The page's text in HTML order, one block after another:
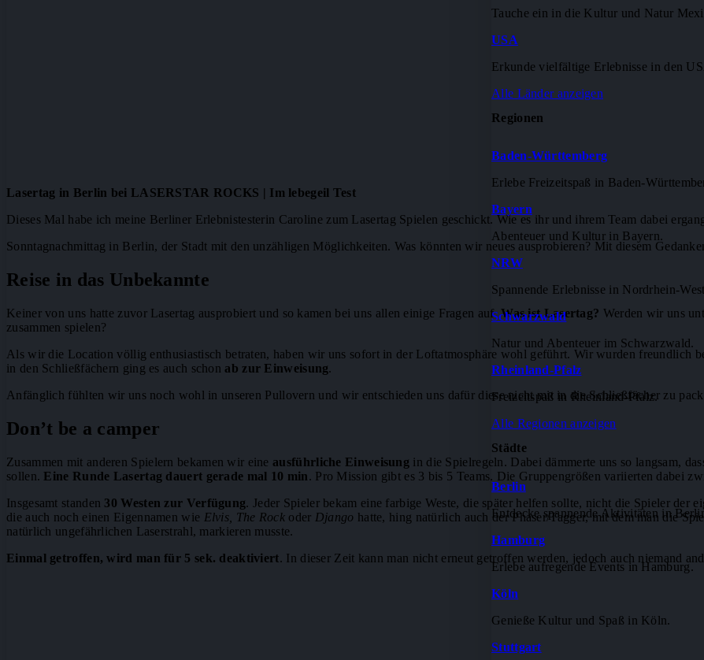
Tauche ein in die Kultur und Natur
USA
Erkunde vielfältige Erlebnisse in den
Alle Länder anzeigen
Regionen
Baden-Württemberg
Erlebe Freizeitspaß in Baden-
Bayern
Abenteuer und Kultur in Bayern.
NRW
Spannende Erlebnisse in Nordrhein-
Schwarzwald
Natur und Abenteuer im Schwarzwald.
Rheinland-Pfalz
Freizeitspaß in Rheinland-Pfalz.
Alle Regionen anzeigen
Städte
Berlin
Entdecke spannende Aktivitäten in
Hamburg
Erlebe aufregende Events in Hamburg.
Köln
Genieße Kultur und Spaß in Köln.
Stuttgart
Lasertag in Berlin bei LASERSTAR ROCKS | Im lebegeil Test
Dieses Mal habe ich meine Berliner Erlebnistesterin Caroline zum Lasertag Spielen geschickt. Wie es ihr und ihrem Team dabei
Sonntagnachmittag in Berlin, der Stadt mit den unzähligen Möglichkeiten. Was könnten wir neues ausprobieren? Mit diesem
Reise in das Unbekannte
Keiner von uns hatte zuvor Lasertag ausprobiert und so kamen bei uns allen einige Fragen auf.Was ist Lasertag? Werden wir uns
zusammen spielen?
Als wir die Location völlig enthusiastisch betraten, haben wir uns sofort in der Loftatmosphäre wohl geführt. Wir wurden freundlich
in den Schließfächern ging es auch schon ab zur Einweisung.
Anfänglich fühlten wir uns noch wohl in unseren Pullovern und wir entschieden uns dafür diese nicht mit in die Schließfächer zu
Don’t be a camper
Zusammen mit anderen Spielern bekamen wir eine ausführliche Einweisung in die Spielregeln. Dabei dämmerte uns so langsam,
sollen. Eine Runde Lasertag dauert gerade mal 10 min. Pro Mission gibt es 3 bis 5 Teams. Die Gruppengrößen variierten dabei
Insgesamt standen 30 Westen zur Verfügung. Jeder Spieler bekam eine farbige Weste, die später helfen sollte, nicht die Spieler der
die auch noch einen Eigennamen wie Elvis, The Rock oder Django hatte, hing natürlich auch der Phaser/Tagger, mit dem man die
natürlich ungefährlichen Laserstrahl, markieren musste.
Einmal getroffen, wird man für 5 sek. deaktiviert. In dieser Zeit kann man nicht erneut getroffen werden, jedoch auch niemand